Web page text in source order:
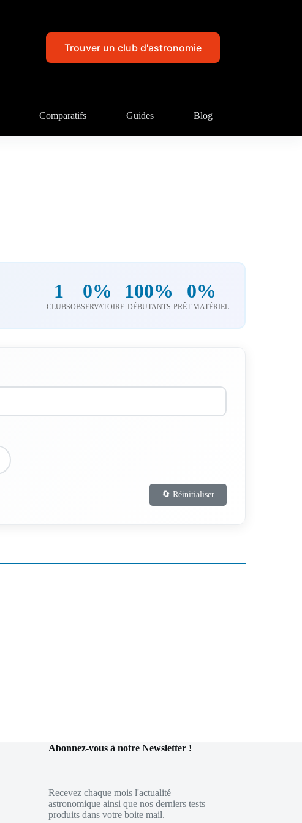
Trouver un club d'astronomie
Comparatifs Guides Blog
1
CLUBS
0%
OBSERVATOIRE
100%
DÉBUTANTS
0%
PRÊT MATÉRIEL
🔄 Réinitialiser
Abonnez-vous à notre Newsletter !
Recevez chaque mois l'actualité
astronomique ainsi que nos derniers tests
produits dans votre boite mail.